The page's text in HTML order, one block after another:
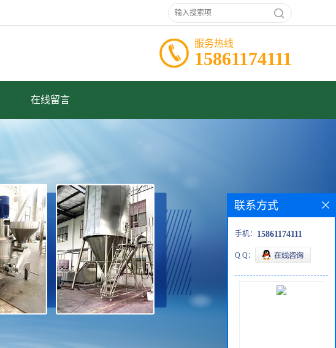
服务热线
15861174111
在线留言
联系方式
手机： 15861174111
Q Q：